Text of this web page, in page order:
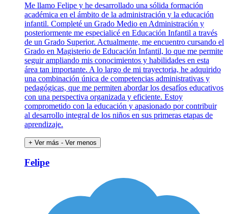
Me llamo Felipe y he desarrollado una sólida formación
académica en el ámbito de la administración y la educación
infantil. Completé un Grado Medio en Administración y
posteriormente me especialicé en Educación Infantil a través
de un Grado Superior. Actualmente, me encuentro cursando el
Grado en Magisterio de Educación Infantil, lo que me permite
seguir ampliando mis conocimientos y habilidades en esta
área tan importante. A lo largo de mi trayectoria, he adquirido
una combinación única de competencias administrativas y
pedagógicas, que me permiten abordar los desafíos educativos
con una perspectiva organizada y eficiente. Estoy
comprometido con la educación y apasionado por contribuir
al desarrollo integral de los niños en sus primeras etapas de
aprendizaje.
+ Ver más - Ver menos
Felipe